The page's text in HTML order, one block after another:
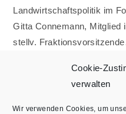
Cookie-
verwalten
Wir verwenden Cookies, um
Landwirtschaftspolitik im
Gitta Connemann, Mitglied
stellv.
0 KOMMENTARE